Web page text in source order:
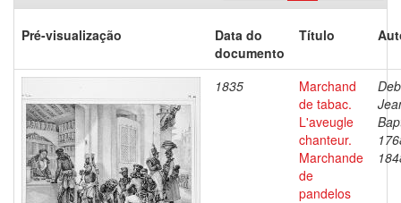
Pré-visualização
Data do
documento
Título
1835
Marchand
de tabac.
L'aveugle
chanteur.
Marchande
de
pandelos